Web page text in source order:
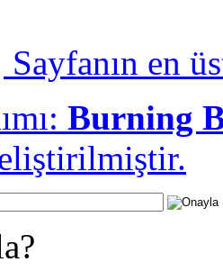
Sayfanın en
Burning